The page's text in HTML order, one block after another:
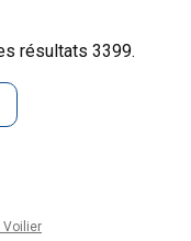
résultats 3399.
Voilier